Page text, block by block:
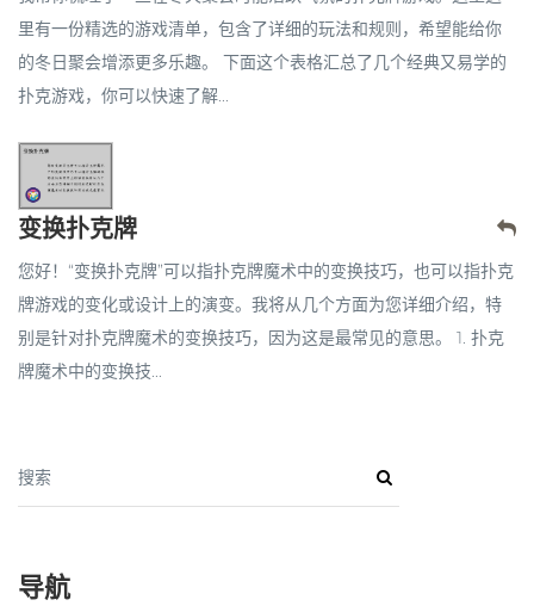
里有一份精选的游戏清单，包含了详细的玩法和规则，希望能给你
的冬日聚会增添更多乐趣。 下面这个表格汇总了几个经典又易学的
扑克游戏，你可以快速了解...
变换扑克牌
您好！“变换扑克牌”可以指扑克牌魔术中的变换技巧，也可以指扑克
牌游戏的变化或设计上的演变。我将从几个方面为您详细介绍，特
别是针对扑克牌魔术的变换技巧，因为这是最常见的意思。 1. 扑克
牌魔术中的变换技...
搜索
导航